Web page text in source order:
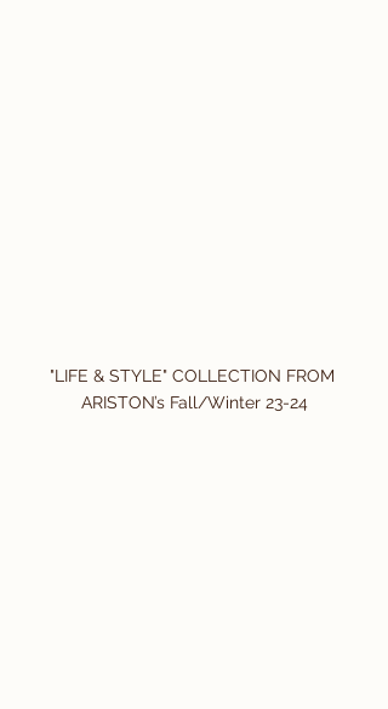
"LIFE & STYLE" COLLECTION FROM
ARISTON’s Fall/Winter 23-24